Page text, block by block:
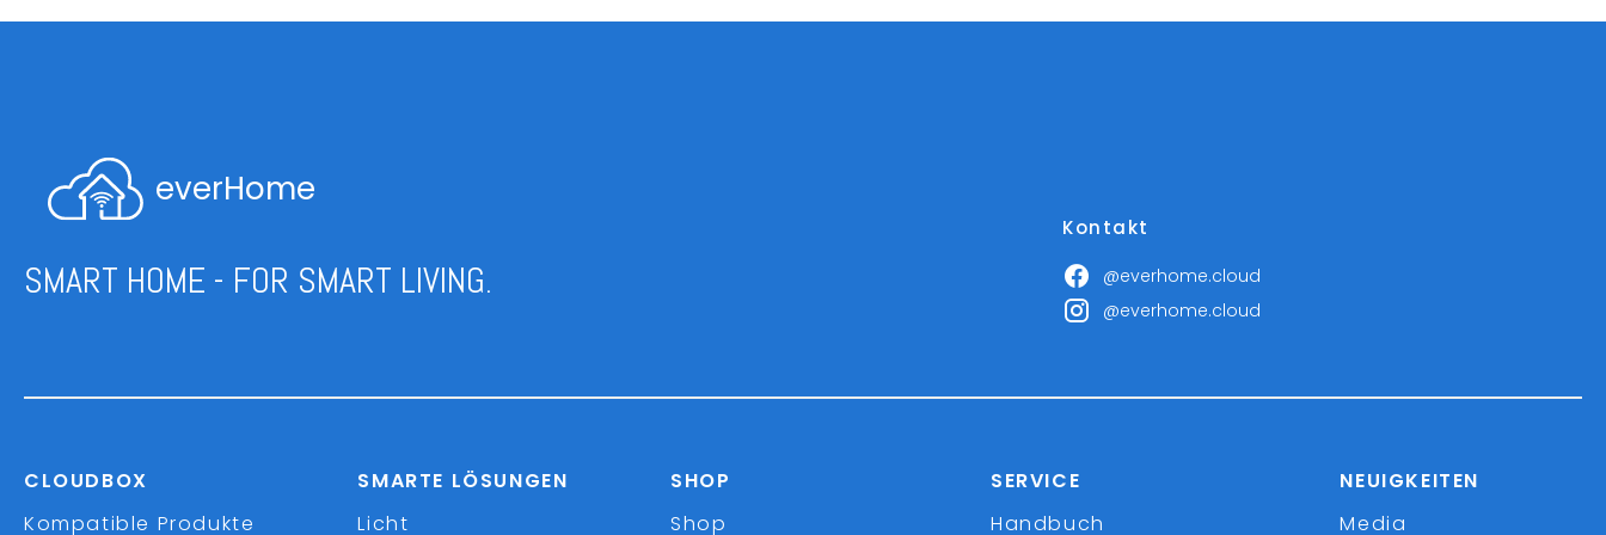
everHome
SMART HOME - FOR SMART LIVING.
Kontakt
@everhome.cloud
@everhome.cloud
CLOUDBOX
Kompatible Produkte
SMARTE LÖSUNGEN
Licht
SHOP
Shop
SERVICE
Handbuch
NEUIGKEITEN
Media